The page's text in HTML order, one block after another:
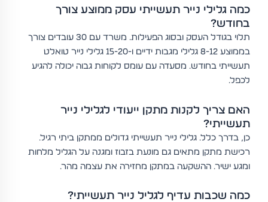
כמה גלילי נייר תעשייתי עסק ממוצע צורך
בחודש?
תלוי בגודל העסק ובסוג הפעילות. משרד עם 30 עובדים צורך
בממוצע 8-12 גלילי מגבות ידיים ו-15-20 גלילי נייר טואלט
תעשייתי בחודש. מסעדה עם עומס לקוחות גבוה יכולה להגיע
לכפל.
האם צריך לקנות מתקן ייעודי לגלילי נייר
תעשייתי?
כן, בדרך כלל. גלילי נייר תעשייתי גדולים ממתקן ביתי רגיל.
רכישת מתקן מתאים גם מונעת בזבוז ומגנה על הגליל מלחות
ומגע ישיר. ההשקעה במתקן מחזירה את עצמה מהר.
כמה שכבות עדיף לגליל נייר תעשייתי?